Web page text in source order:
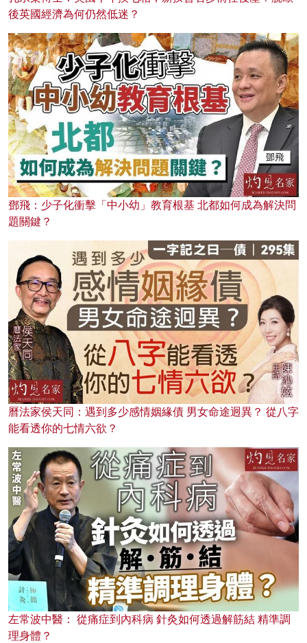
後英國經濟為何仍然低迷？
鄧飛：少子化衝擊「中小幼」教育根基 北都如何成為解決問
題關鍵？
曆法家侯天同：遇到多少感情姻緣債 男女命途迥異？ 從八字
能看透你的七情六欲？
左常波中醫： 從痛症到內科病 針灸如何透過解筋結 精準調
理身體？